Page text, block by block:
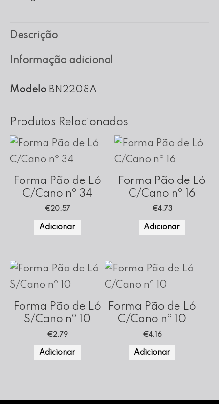
nº
22
8
Altura
(Fundo
Amovível)
Descrição
Informação adicional
Modelo BN2208A
Produtos Relacionados
Forma Pão de Ló
C/Cano nº 34
€20.57
Adicionar
Forma Pão de Ló
C/Cano nº 16
€4.73
Adicionar
Forma Pão de Ló
S/Cano nº 10
€2.79
Adicionar
Forma Pão de Ló
C/Cano nº 10
€4.16
Adicionar